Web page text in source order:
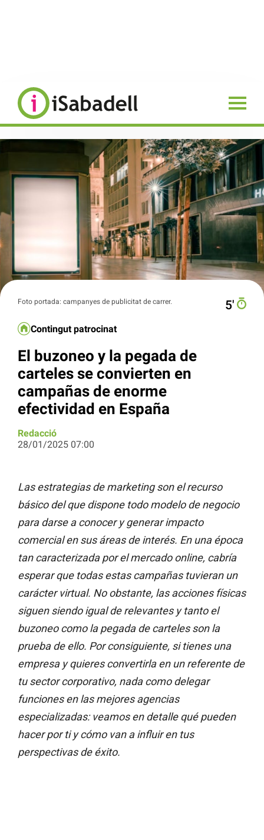
Foto portada: campanyes de publicitat de carrer. 5′
Contingut patrocinat
El buzoneo y la pegada de
carteles se convierten en
campañas de enorme
efectividad en España
Redacció
28/01/2025 07:00
Las estrategias de marketing son el recurso
básico del que dispone todo modelo de negocio
para darse a conocer y generar impacto
comercial en sus áreas de interés. En una época
tan caracterizada por el mercado online, cabría
esperar que todas estas campañas tuvieran un
carácter virtual. No obstante, las acciones físicas
siguen siendo igual de relevantes y tanto el
buzoneo como la pegada de carteles son la
prueba de ello. Por consiguiente, si tienes una
empresa y quieres convertirla en un referente de
tu sector corporativo, nada como delegar
funciones en las mejores agencias
especializadas: veamos en detalle qué pueden
hacer por ti y cómo van a influir en tus
perspectivas de éxito.